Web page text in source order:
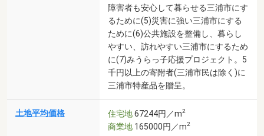
障害者も安心して暮らせる三浦市にす
るために(5)災害に強い三浦市にする
ために(6)公共施設を整備し、暮らし
やすい、訪れやすい三浦市にするため
に(7)みうらっ子応援プロジェクト。5
千円以上の寄附者(三浦市民は除く)に
三浦市特産品を贈呈。
土地平均価格 住宅地67244円／m2
商業地 165000円／m2